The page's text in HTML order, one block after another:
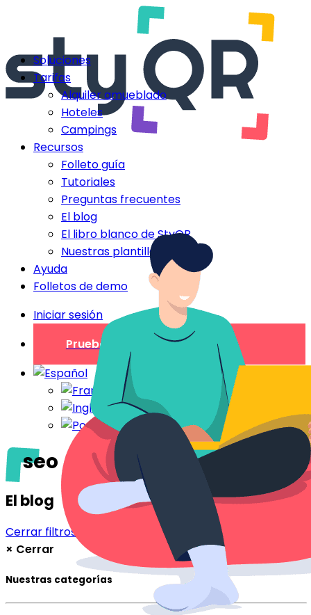
Soluciones
Tarifas
Alquiler amueblado
Hoteles
Campings
Recursos
Folleto guía
Tutoriales
Preguntas frecuentes
El blog
El libro blanco de StyQR
Nuestras plantillas StyQR
Ayuda
Folletos de demo
Iniciar sesión
Prueba gratuita
seo
El blog
Cerrar filtros
× Cerrar
Nuestras categorías